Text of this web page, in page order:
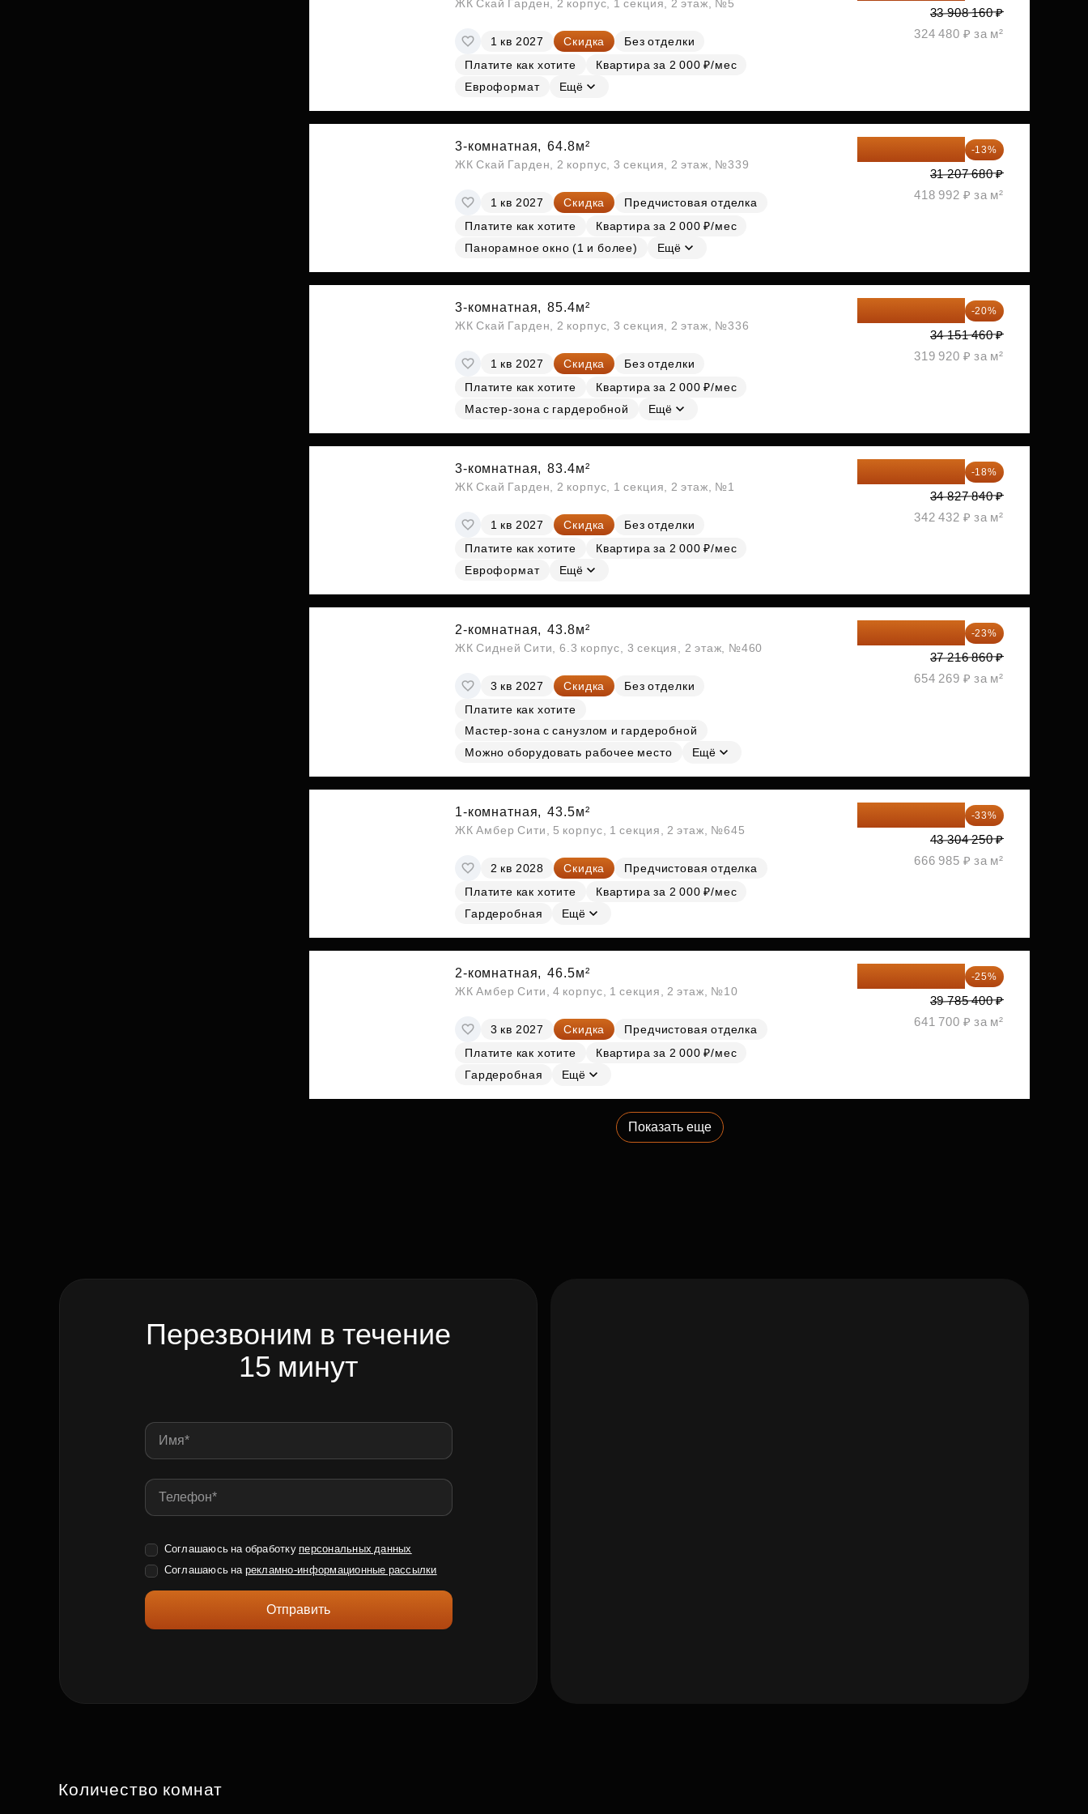
ЖК Скай Гарден, 2 корпус, 1 секция, 2 этаж, №5
1 кв 2027 Скидка
Без отделки
Платите как хотите
Квартира за 2 000 ₽/мес
Евроформат
Ещё
33 908 160 ₽
324 480 ₽ за м²
3-комнатная, 64.8м²
ЖК Скай Гарден, 2 корпус, 3 секция, 2 этаж, №339
1 кв 2027 Скидка
Предчистовая отделка
Платите как хотите
Квартира за 2 000 ₽/мес
Панорамное окно (1 и более)
Ещё
-13%
31 207 680 ₽
418 992 ₽ за м²
3-комнатная, 85.4м²
ЖК Скай Гарден, 2 корпус, 3 секция, 2 этаж, №336
1 кв 2027 Скидка
Без отделки
Платите как хотите
Квартира за 2 000 ₽/мес
Мастер-зона с гардеробной
Ещё
-20%
34 151 460 ₽
319 920 ₽ за м²
3-комнатная, 83.4м²
ЖК Скай Гарден, 2 корпус, 1 секция, 2 этаж, №1
1 кв 2027 Скидка
Без отделки
Платите как хотите
Квартира за 2 000 ₽/мес
Евроформат
Ещё
-18%
34 827 840 ₽
342 432 ₽ за м²
2-комнатная, 43.8м²
ЖК Сидней Сити, 6.3 корпус, 3 секция, 2 этаж, №460
3 кв 2027 Скидка
Без отделки
Платите как хотите
Мастер-зона с санузлом и гардеробной
Можно оборудовать рабочее место
Ещё
-23%
37 216 860 ₽
654 269 ₽ за м²
1-комнатная, 43.5м²
ЖК Амбер Сити, 5 корпус, 1 секция, 2 этаж, №645
2 кв 2028 Скидка
Предчистовая отделка
Платите как хотите
Квартира за 2 000 ₽/мес
Гардеробная
Ещё
-33%
43 304 250 ₽
666 985 ₽ за м²
2-комнатная, 46.5м²
ЖК Амбер Сити, 4 корпус, 1 секция, 2 этаж, №10
3 кв 2027 Скидка
Предчистовая отделка
Платите как хотите
Квартира за 2 000 ₽/мес
Гардеробная
Ещё
-25%
39 785 400 ₽
641 700 ₽ за м²
Показать еще
Перезвоним в течение
15 минут
Соглашаюсь на обработку персональных данных
Соглашаюсь на рекламно-информационные рассылки
Отправить
Количество комнат